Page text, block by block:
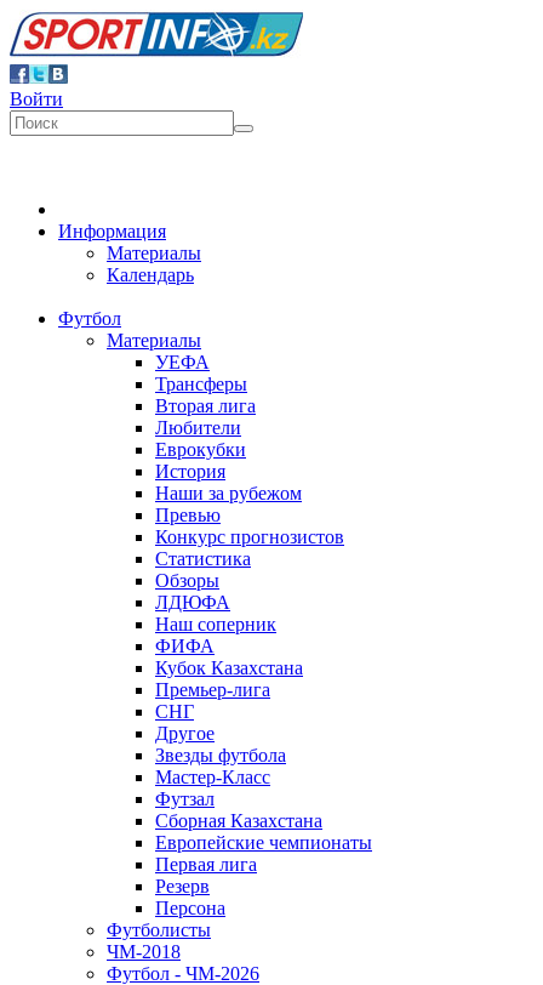
Войти
Информация
Материалы
Календарь
Футбол
Материалы
УЕФА
Трансферы
Вторая лига
Любители
Еврокубки
История
Наши за рубежом
Превью
Конкурс прогнозистов
Статистика
Обзоры
ЛДЮФА
Наш соперник
ФИФА
Кубок Казахстана
Премьер-лига
СНГ
Другое
Звезды футбола
Мастер-Класс
Футзал
Сборная Казахстана
Европейские чемпионаты
Первая лига
Резерв
Персона
Футболисты
ЧМ-2018
Футбол - ЧМ-2026